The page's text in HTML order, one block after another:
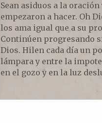
Sean asiduos a la
empezaron a hacer. Oh
los ama igual que a su
Continúen progresando
Dios. Hilen cada día un
lámpara y entre la
en el gozo y en la luz